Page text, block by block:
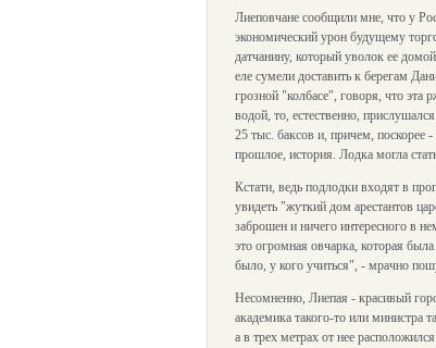
Лиеповчане сообщили мне, что у
экономический урон будущему
датчанину, который уволок ее
еле сумели доставить к берегам
грозной "колбасе", говоря, что
водой, то, естественно,
25 тыс. баксов и, причем, поскорее
прошлое, история. Лодка могла
Кстати, ведь подлодки входят в
увидеть "жуткий дом арестантов
заброшен и ничего интересного в
это огромная овчарка, которая
было, у кого учиться", - мрачно
Несомненно, Лиепая - красивый
академика такого-то или министра
а в трех метрах от нее